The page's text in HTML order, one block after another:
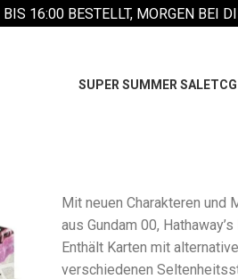
BIS 16:00 BESTELLT, MORGEN BEI
SUPER SUMMER SALE
Mit neuen Charakteren und
aus Gundam 00,
Enthält Karten mit
verschiedenen